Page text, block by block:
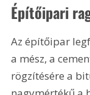
Építőipari
Az építőipar
a mész, a
rögzítésére a